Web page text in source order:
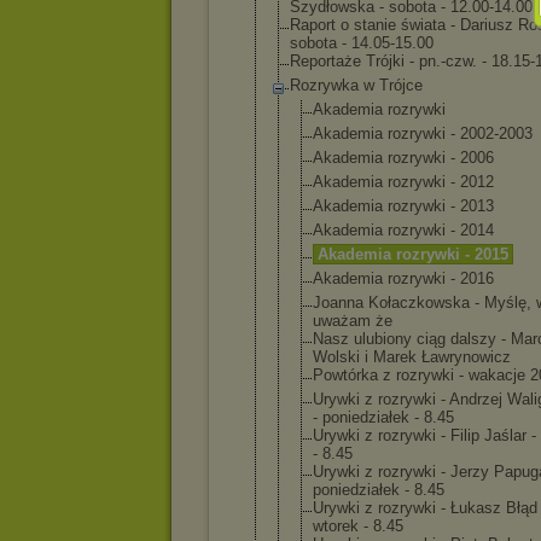
Szydłowska - sobota - 12.00-14.00
Raport o stanie świata - Dariusz
sobota - 14.05-15.00
Reportaże Trójki - pn.-czw. - 18.15-
Rozrywka w Trójce
Akademia rozrywki
Akademia rozrywki - 2002-2003
Akademia rozrywki - 2006
Akademia rozrywki - 2012
Akademia rozrywki - 2013
Akademia rozrywki - 2014
Akademia rozrywki - 2015
Akademia rozrywki - 2016
Joanna Kołaczkowska - Myślę,
uważam że
Nasz ulubiony ciąg dalszy -
Wolski i Marek Ławrynowicz
Powtórka z rozrywki - wakacje
Urywki z rozrywki - Andrzej
- poniedziałek - 8.45
Urywki z rozrywki - Filip Jaślar -
- 8.45
Urywki z rozrywki - Jerzy
poniedziałek - 8.45
Urywki z rozrywki - Łukasz Błąd
wtorek - 8.45